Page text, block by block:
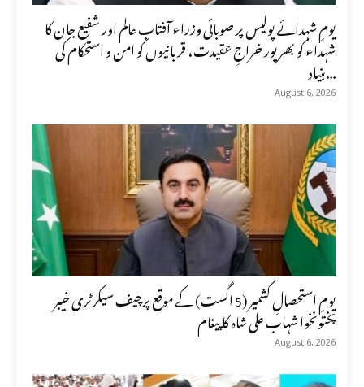
یومِ شہدائے پولیس پر صوبائی وزراء آفتاب عالم اور شفیع جان کا
شہداء کو بھرپور خراجِ عقیدت، قربانیوں کو امن و استحکام کی
بنیاد...
August 6, 2026
یومِ استحصالِ کشمیر (5 اگست) کے موقع پرچیف سیکرٹری خیبر
پختونخوا شہاب علی شاہ کا پیغام
August 6, 2026